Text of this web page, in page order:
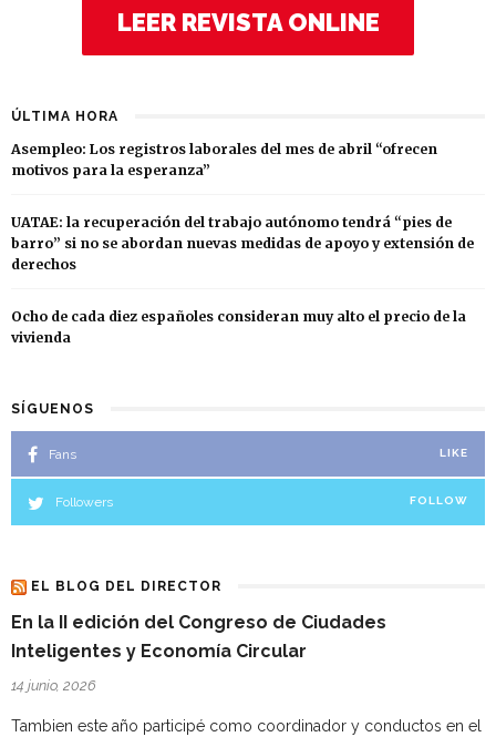
LEER REVISTA ONLINE
ÚLTIMA HORA
Asempleo: Los registros laborales del mes de abril “ofrecen
motivos para la esperanza”
UATAE: la recuperación del trabajo autónomo tendrá “pies de
barro” si no se abordan nuevas medidas de apoyo y extensión de
derechos
Ocho de cada diez españoles consideran muy alto el precio de la
vivienda
SÍGUENOS
Fans LIKE
Followers FOLLOW
EL BLOG DEL DIRECTOR
En la II edición del Congreso de Ciudades
Inteligentes y Economía Circular
14 junio, 2026
Tambien este año participé como coordinador y conductos en el